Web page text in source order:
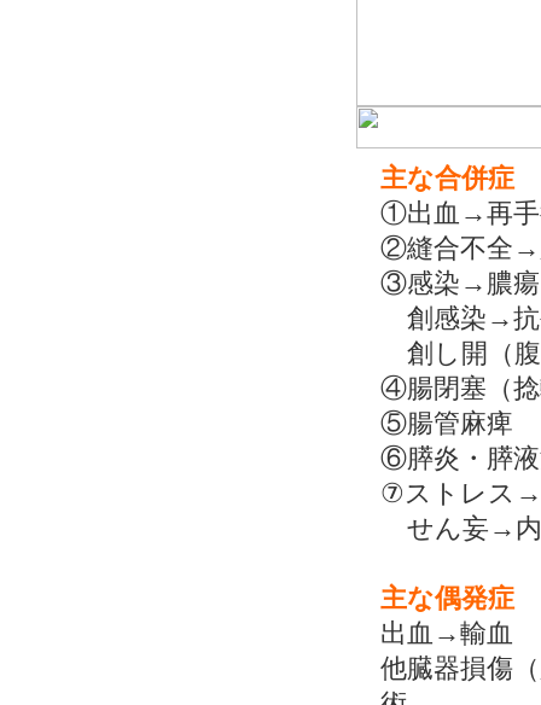
主な合併症
①出血→再手
②縫合不全→
③感染→膿瘍
創感染→抗
創し開（
④腸閉塞（
⑤腸管麻痺
⑥膵炎・膵
⑦ストレス
せん妄→内
主な偶発症
出血→輸血
他臓器損傷